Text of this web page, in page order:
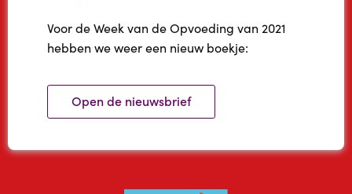
Voor de Week van de Opvoeding van 2021
hebben we weer een nieuw boekje:
Open de nieuwsbrief